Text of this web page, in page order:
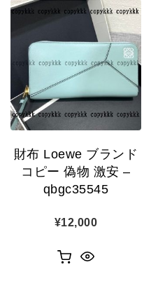
財布 Loewe ブランド
コピー 偽物 激安 –
qbgc35545
¥12,000